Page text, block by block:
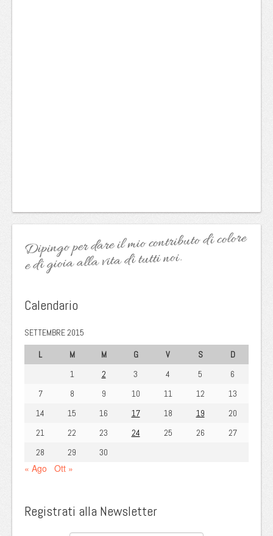
Dipingo per dare il mio contributo di colore
e di gioia alla vita di tutti noi.
Calendario
SETTEMBRE 2015
L
M M G V S
D
1
2 3 4 5
6
7
8 9 10 11 12
13
14
15 16 17 18 19
20
21
22 23 24 25 26
27
28
29 30
« Ago Ott »
Registrati alla Newsletter